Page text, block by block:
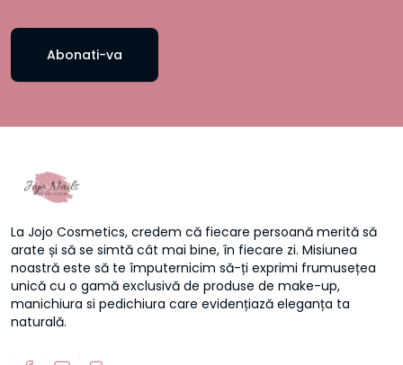
Abonati-va
La Jojo Cosmetics, credem că fiecare persoană merită să
arate și să se simtă cât mai bine, în fiecare zi. Misiunea
noastră este să te împuternicim să-ți exprimi frumusețea
unică cu o gamă exclusivă de produse de make-up,
manichiura si pedichiura care evidențiază eleganța ta
naturală.